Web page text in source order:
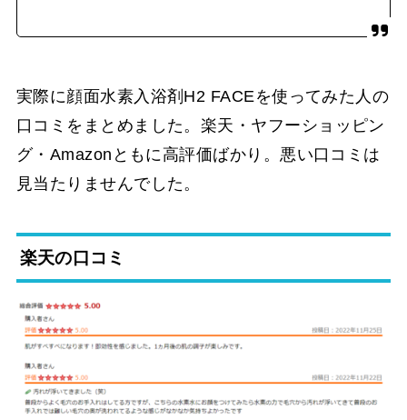
実際に顔面水素入浴剤H2 FACEを使ってみた人の
口コミをまとめました。楽天・ヤフーショッピン
グ・Amazonともに高評価ばかり。悪い口コミは
見当たりませんでした。
楽天の口コミ